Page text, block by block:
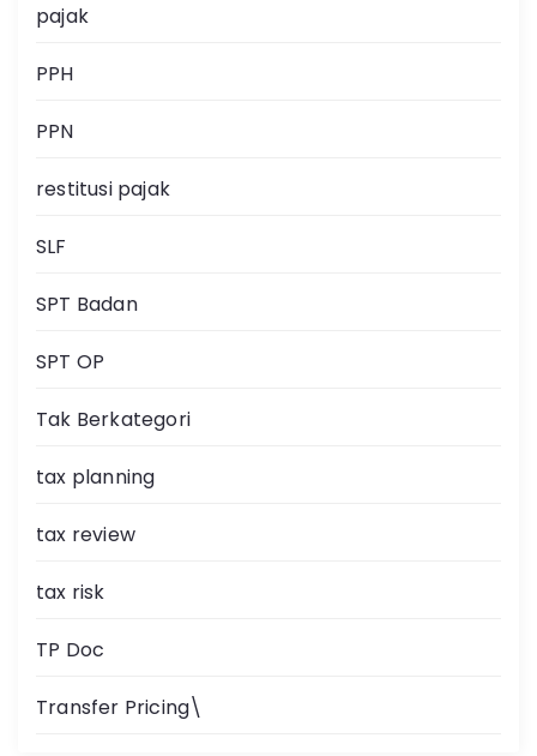
pajak
PPH
PPN
restitusi pajak
SLF
SPT Badan
SPT OP
Tak Berkategori
tax planning
tax review
tax risk
TP Doc
Transfer Pricing\